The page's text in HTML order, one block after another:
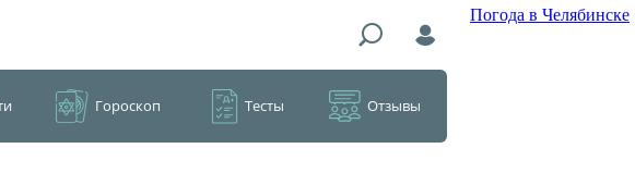
Погода в Челябинске
Гороскоп Тесты Отзывы